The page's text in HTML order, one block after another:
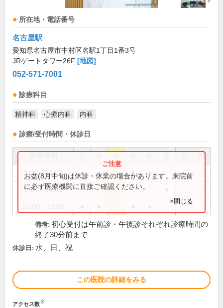
所在地・電話番号
名古屋駅
愛知県名古屋市中村区名駅1丁目1番3号
JRゲートタワー26F [地図]
052-571-7001
診療科目
精神科 心療内科 内科
診療/受付時間・休診日
祝
9:00～13:00 ● ● ● ●
9:00～14:00
お盆(8月中旬)は休診・休業の場合があります。来院前
に必ず医療機関に直接ご確認ください。
×閉じる
備考: 初心受付は午前診・午後診それぞれ診療時間の
終了30分前まで
休診日: 水、日、祝
この医院の詳細をみる
アクセス数※